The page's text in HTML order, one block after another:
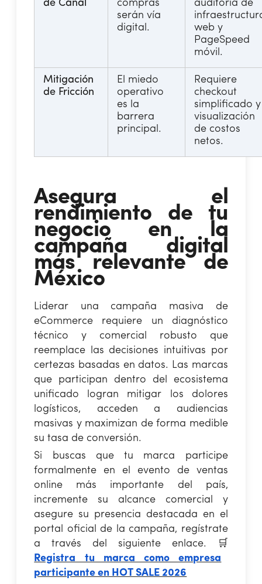
de Canal
compras
serán vía
digital.
auditoría de
web y
PageSpeed
móvil.
Mitigación
de Fricción
El miedo
operativo
es la
barrera
principal.
Requiere
checkout
simplificado y
visualización
de costos
netos.
Asegura el
rendimiento de tu
negocio en la
campaña digital
más relevante de
México
Liderar una campaña masiva de
eCommerce requiere un diagnóstico
técnico y comercial robusto que
reemplace las decisiones intuitivas por
certezas basadas en datos. Las marcas
que participan dentro del ecosistema
unificado logran mitigar los dolores
logísticos, acceden a audiencias
masivas y maximizan de forma medible
su tasa de conversión.
Si buscas que tu marca participe
formalmente en el evento de ventas
online más importante del país,
incremente su alcance comercial y
asegure su presencia destacada en el
portal oficial de la campaña, regístrate
a través del siguiente enlace.
🛒
Registra tu marca como empresa
participante en HOT SALE 2026